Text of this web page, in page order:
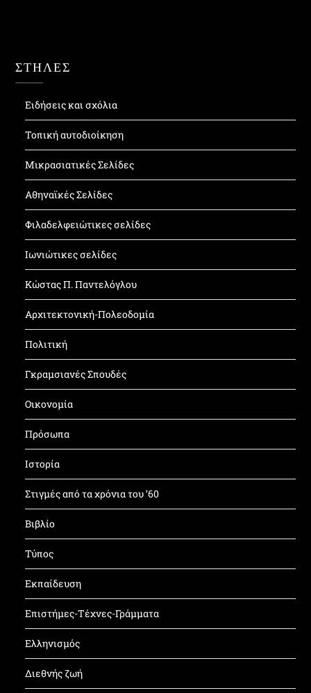
ΣΤΗΛΕΣ
Ειδήσεις και σχόλια
Τοπική αυτοδιοίκηση
Μικρασιατικές Σελίδες
Αθηναϊκές Σελίδες
Φιλαδελφειώτικες σελίδες
Ιωνιώτικες σελίδες
Κώστας Π. Παντελόγλου
Αρχιτεκτονική-Πολεοδομία
Πολιτική
Γκραμσιανές Σπουδές
Οικονομία
Πρόσωπα
Ιστορία
Στιγμές από τα χρόνια του ’60
Βιβλίο
Τύπος
Εκπαίδευση
Επιστήμες-Τέχνες-Γράμματα
Ελληνισμός
Διεθνής ζωή